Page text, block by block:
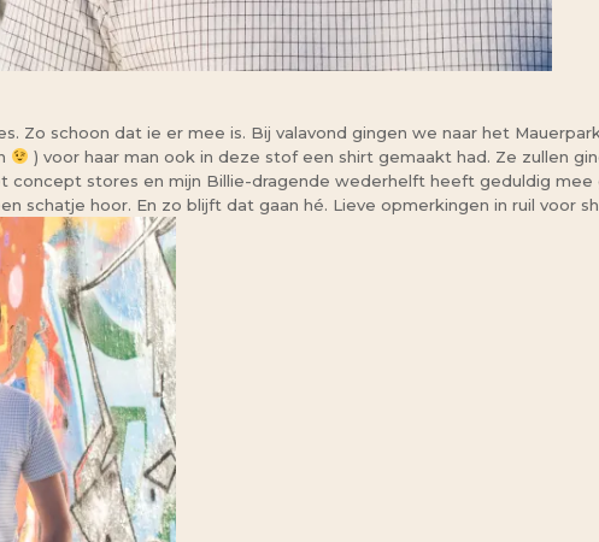
schoon dat ie er mee is. Bij valavond gingen we naar het
) voor haar man ook in deze stof een shirt gemaakt had. Ze zullen
concept stores en mijn Billie-dragende wederhelft heeft geduldig
schatje hoor. En zo blijft dat gaan hé. Lieve opmerkingen in ruil voor